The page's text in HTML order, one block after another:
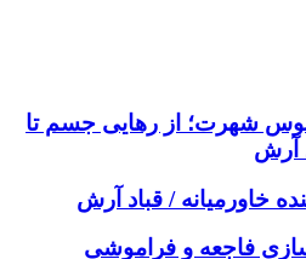
شهرت؛ از رهایی جسم تا
آرش
خاورمیانه / قباد آرش
فاجعە و فراموشی